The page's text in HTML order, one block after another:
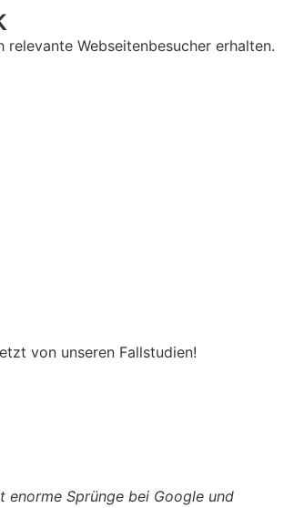
Webseitenbesucher erhalten.
von unseren Fallstudien!
enorme Sprünge bei Google und